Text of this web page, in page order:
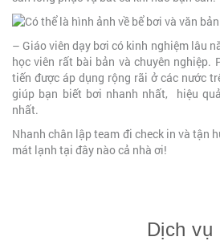
– Giáo viên dạy bơi có kinh nghiệm lâu
học viên rất bài bản và chuyên nghiệp.
tiến được áp dụng rộng rãi ở các nước
giúp bạn biết bơi nhanh nhất, hiệu
nhất.
Nhanh chân lập team đi check in và tận
mát lạnh tại đây nào cả nhà ơi!
Dịch vụ